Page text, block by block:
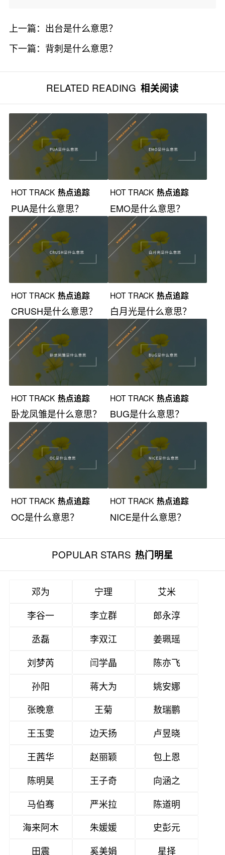
上一篇： 出台是什么意思？
下一篇： 背刺是什么意思？
RELATED READING 相关阅读
HOT TRACK 热点追踪
PUA是什么意思？
HOT TRACK 热点追踪
EMO是什么意思？
HOT TRACK 热点追踪
CRUSH是什么意思？
HOT TRACK 热点追踪
白月光是什么意思？
HOT TRACK 热点追踪
卧龙凤雏是什么意思？
HOT TRACK 热点追踪
BUG是什么意思？
HOT TRACK 热点追踪
OC是什么意思？
HOT TRACK 热点追踪
NICE是什么意思？
POPULAR STARS 热门明星
邓为 宁理
艾米
李谷一
李立群
郎永淳
丞磊
李双江
姜珮瑶
刘梦芮
闫学晶
陈亦飞
孙阳
蒋大为
姚安娜
张晚意
王菊
敖瑞鹏
王玉雯
边天扬
卢昱晓
王茜华
赵丽颖
包上恩
陈明昊
王子奇
向涵之
马伯骞
严米拉
陈道明
海来阿木
朱媛媛
史彭元
田震
奚美娟 星择